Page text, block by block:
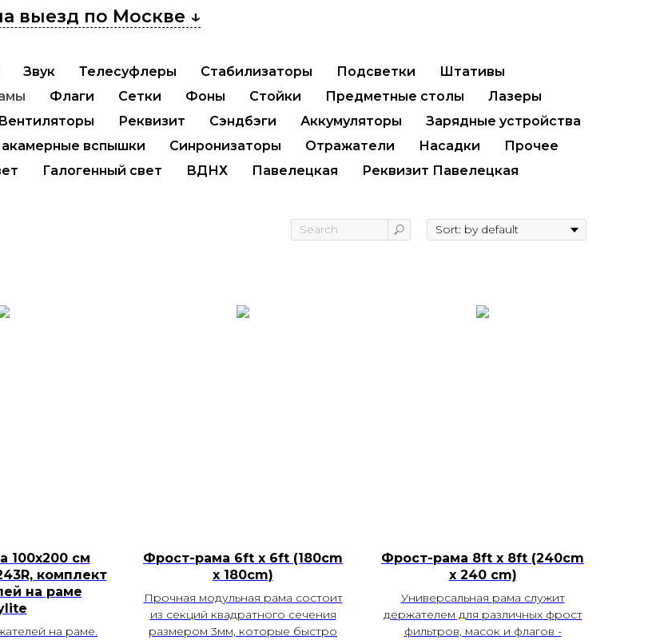
выезд по Москве ↓
Звук Телесуфлеры Стабилизаторы Подсветки
Штативы
Флаги Сетки Фоны Стойки Предметные столы
Лазеры
Вентиляторы Реквизит Сэндбэги Аккумуляторы
Зарядные устройства
вспышки Синронизаторы Отражатели Насадки
Прочее
Галогенный свет ВДНХ Павелецкая Реквизит Павелецкая
100х200 см
комплект
на раме
на раме.
Фрост-рама 6ft x 6ft (180cm
х 180cm)
Прочная модульная рама состоит
из секций квадратного сечения
размером 3мм, которые быстро
Фрост-рама 8ft x 8ft (240cm
х 240 cm)
Универсальная рама служит
держателем для различных фрост
фильтров, масок и флагов -